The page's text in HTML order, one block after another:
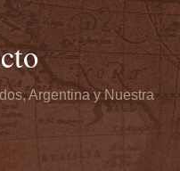
Argentina y Nuestra